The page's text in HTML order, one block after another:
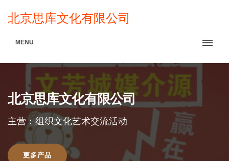
北京思库文化有限公司
MENU
北京思库文化有限公司
主营：组织文化艺术交流活动
更多产品